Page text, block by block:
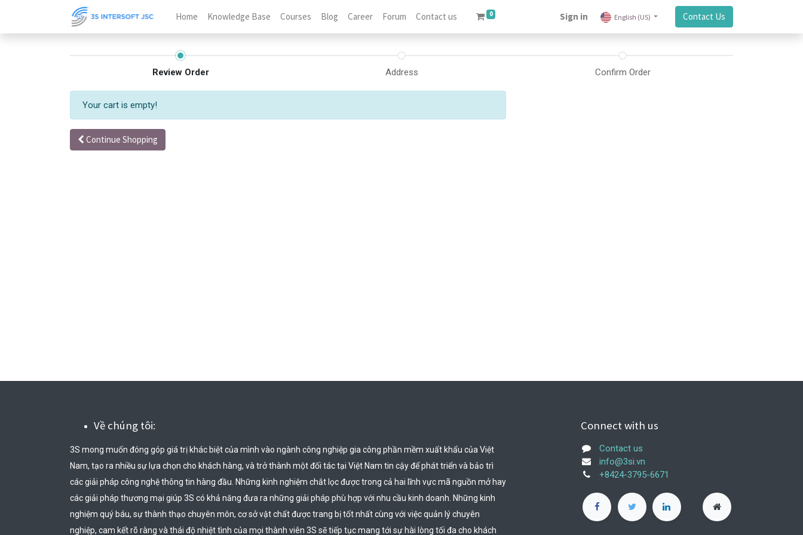
Home Knowledge Base Courses Blog Career Forum Contact us 0 Sign in English (US) Contact Us
Review Order Address Confirm Order
Your cart is empty!
Continue Shopping
Về chúng tôi:
3S mong muốn đóng góp giá trị khác biệt của mình vào ngành công nghiệp gia công phần mềm xuất khẩu của Việt
Nam, tạo ra nhiều sự lựa chọn cho khách hàng, và trở thành một đối tác tại Việt Nam tin cậy để phát triển và bảo trì
các giải pháp công nghệ thông tin hàng đầu. Những kinh nghiệm chắt lọc được trong cả hai lĩnh vực mã nguồn mở hay
các giải pháp thương mại giúp 3S có khả năng đưa ra những giải pháp phù hợp với nhu cầu kinh doanh. Những kinh
nghiệm quý báu, sự thành thạo chuyên môn, cơ sở vật chất được trang bị tốt nhất cùng với việc quản lý chuyên
nghiệp, cam kết rõ ràng và thái độ nhiệt tình của mọi thành viên 3S sẽ tiếp tục mang tới sự hài lòng tối đa cho khách
Connect with us
Contact us
info@3si.vn
+8424-3795-6671